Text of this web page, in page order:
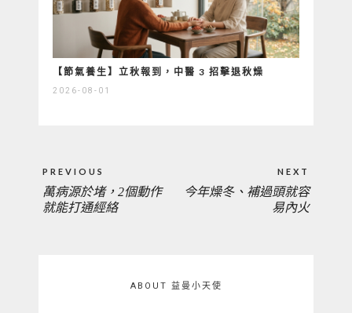
【節氣養生】立秋報到，中醫 3 招擊退秋燥
2026-08-01
章
導
PREVIOUS
PREVIOUS
萬病源於堵，2個動作
就能打通經絡
NEXT
NEXT
今年燥冬、補過頭就容
易內火
ABOUT 益曼小天使